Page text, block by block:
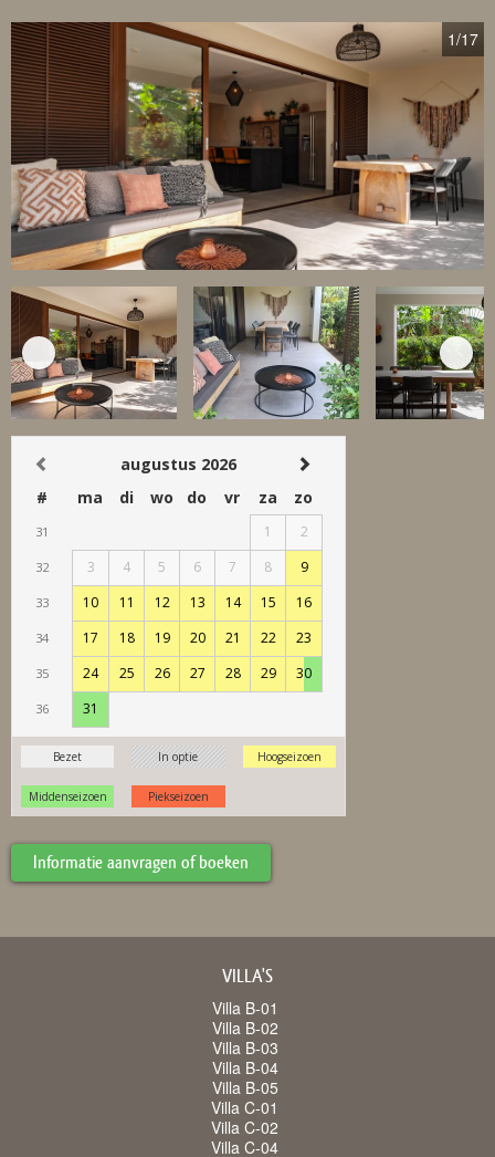
1/17
Informatie aanvragen of boeken
VILLA'S
Villa B-01
Villa B-02
Villa B-03
Villa B-04
Villa B-05
Villa C-01
Villa C-02
Villa C-04